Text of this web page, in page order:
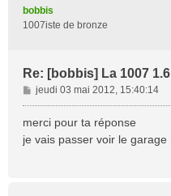
bobbis
1007iste de bronze
Re: [bobbis] La 1007
M
e
a
jeudi 03 mai 2012, 15:40:14
merci pour ta réponse
je vais passer voir le garage